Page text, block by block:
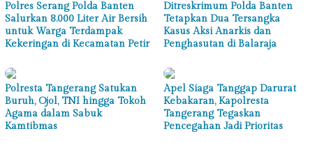
Polres Serang Polda Banten
Salurkan 8.000 Liter Air Bersih
untuk Warga Terdampak
Kekeringan di Kecamatan Petir
Ditreskrimum Polda Banten
Tetapkan Dua Tersangka
Kasus Aksi Anarkis dan
Penghasutan di Balaraja
Polresta Tangerang Satukan
Buruh, Ojol, TNI hingga Tokoh
Agama dalam Sabuk
Kamtibmas
Apel Siaga Tanggap Darurat
Kebakaran, Kapolresta
Tangerang Tegaskan
Pencegahan Jadi Prioritas